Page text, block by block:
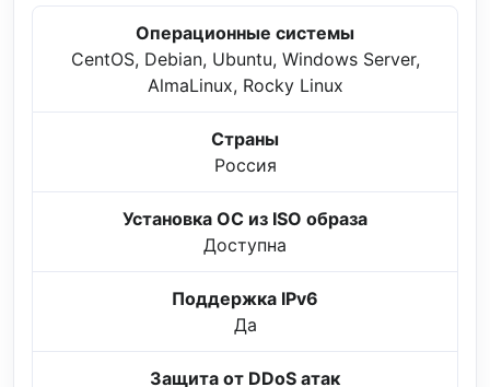
Операционные системы
CentOS, Debian, Ubuntu, Windows Server,
AlmaLinux, Rocky Linux
Страны
Россия
Установка ОС из ISO образа
Доступна
Поддержка IPv6
Да
Защита от DDoS атак